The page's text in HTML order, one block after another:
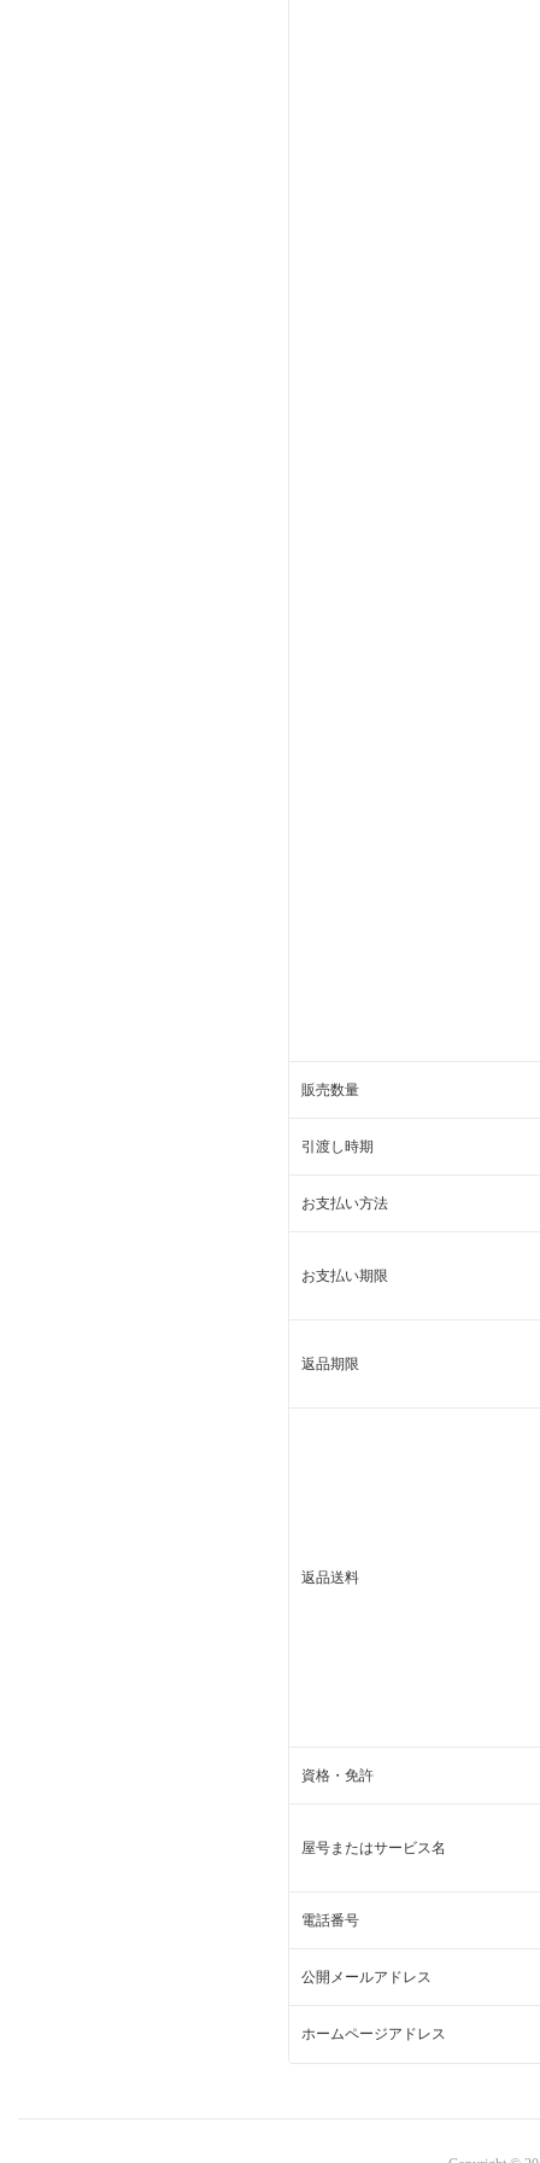
販売数量
引渡し時期
お支払い方法
お支払い期限
返品期限
返品送料
資格・免許
屋号またはサービス名
電話番号
公開メールアドレス
ホームページアドレス